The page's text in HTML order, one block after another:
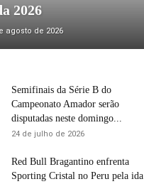
2026
agosto de 2026
Semifinais da Série B do
Campeonato Amador serão
disputadas neste domingo...
24 de julho de 2026
Red Bull Bragantino enfrenta
Sporting Cristal no Peru pela ida